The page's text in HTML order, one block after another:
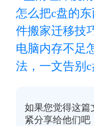
怎么把c盘的
件搬家迁移技
电脑内存不足
法，一文告别c
如果您觉得这篇
紧分享给他们吧